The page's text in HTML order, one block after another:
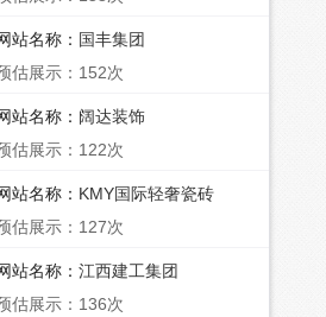
站名称： 国丰集团
估展示：152次
站名称： 阔达装饰
估展示：122次
站名称： KMY国际轻奢瓷砖
估展示：127次
站名称： 江西建工集团
估展示：136次